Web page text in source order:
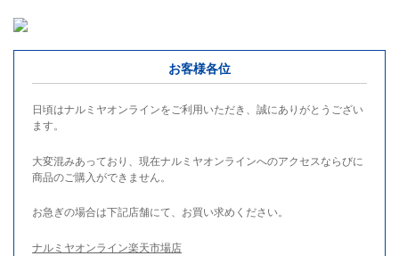
お客様各位
日頃はナルミヤオンラインをご利用いただき、誠にありがとうござい
ます。
大変混みあっており、現在ナルミヤオンラインへのアクセスならびに
商品のご購入ができません。
お急ぎの場合は下記店舗にて、お買い求めください。
ナルミヤオンライン楽天市場店